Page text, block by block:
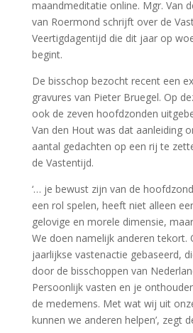
maandmeditatie online. Mgr. Van
van Roermond schrijft over de
Veertigdagentijd die dit jaar op
begint.
De bisschop bezocht recent een
gravures van Pieter Bruegel. Op
ook de zeven hoofdzonden
Van den Hout was dat aanleiding
aantal gedachten op een rij te
de Vastentijd.
‘… je bewust zijn van de
een rol spelen, heeft niet alleen
gelovige en morele dimensie,
We doen namelijk anderen tekort.
jaarlijkse vastenactie gebaseerd,
door de bisschoppen van
Persoonlijk vasten en je
de medemens. Met wat wij uit
kunnen we anderen helpen’, zegt